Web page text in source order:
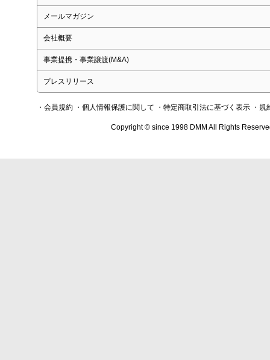
メールマガジン
会社概要
事業提携・事業譲渡(M&A)
プレスリリース
・会員規約 ・個人情報保護に関して ・特定商取引法に基づく表示 ・規
Copyright © since 1998 DMM All Rights